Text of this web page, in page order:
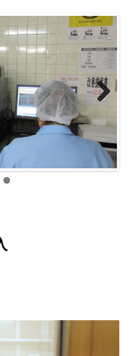
Next